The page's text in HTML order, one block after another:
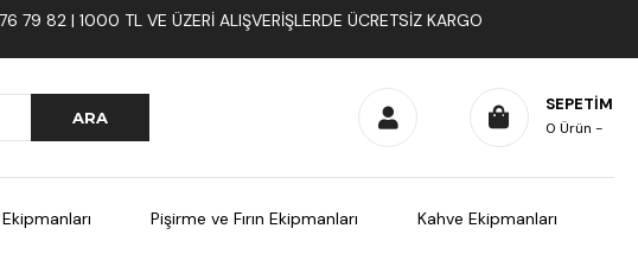
79 82 | 1000 TL VE ÜZERI ALIŞVERIŞLERDE ÜCRETSIZ KARGO
SEPETIM
0 Ürün
Pişirme ve Fırın Ekipmanları Kahve Ekipmanları